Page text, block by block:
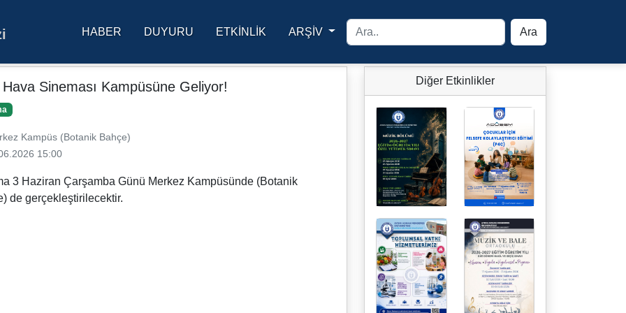
Üniversitesi Ana Sayfa
HABER DUYURU ETKINLIK ARŞİV Ara
Hava Sineması Kampüsüne Geliyor!
Kampüs (Botanik Bahçe)
15:00
3 Haziran Çarşamba Günü Merkez Kampüsünde (Botanik
de gerçekleştirilecektir.
Diğer Etkinlikler